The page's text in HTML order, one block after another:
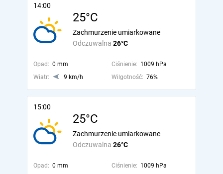
14:00
25°C
Odczuwalna 26°C
Zachmurzenie umiarkowane
Opad: 0 mm Ciśnienie: 1009 hPa
Wiatr:
9 km/h Wilgotność: 76%
15:00
25°C
Odczuwalna 26°C
Zachmurzenie umiarkowane
Opad: 0 mm Ciśnienie: 1009 hPa